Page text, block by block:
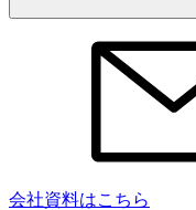
会社資料はこちら